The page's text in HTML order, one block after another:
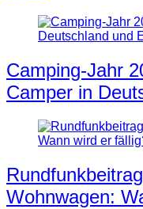
Camping-Jahr
Camper in
Wohnwagen: